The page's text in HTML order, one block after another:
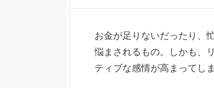
お金が足りないだったり、
悩まされるもの。しかも、
ティブな感情が高まってし